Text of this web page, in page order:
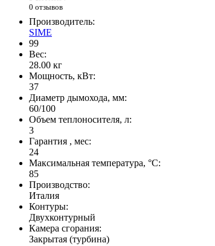
0 отзывов
Производитель:
SIME
99
Вес:
28.00 кг
Мощность, кВт:
37
Диаметр дымохода, мм:
60/100
Объем теплоносителя, л:
3
Гарантия , мес:
24
Максимальная температура, °С:
85
Производство:
Италия
Контуры:
Двухконтурный
Камера сгорания:
Закрытая (турбина)